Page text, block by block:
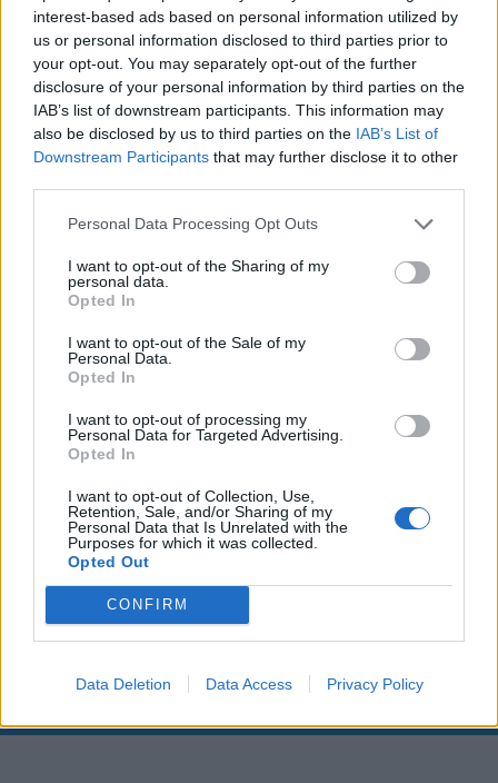
interest-based ads based on personal information utilized by
us or personal information disclosed to third parties prior to
your opt-out. You may separately opt-out of the further
disclosure of your personal information by third parties on the
IAB’s list of downstream participants. This information may
also be disclosed by us to third parties on the IAB’s List of
Downstream Participants that may further disclose it to other
Personal Data Processing Opt Outs
I want to opt-out of the Sharing of my
personal data.
Opted In
I want to opt-out of the Sale of my
Personal Data.
Opted In
I want to opt-out of processing my
Personal Data for Targeted Advertising.
Opted In
I want to opt-out of Collection, Use,
Retention, Sale, and/or Sharing of my
Personal Data that Is Unrelated with the
Purposes for which it was collected.
Opted Out
CONFIRM
Data Deletion Data Access Privacy Policy
00:00 01:16
Leonardo Maria Del Vecchio dall'ex compagna
in ospedale. Le dichiarazioni ai giornalisti